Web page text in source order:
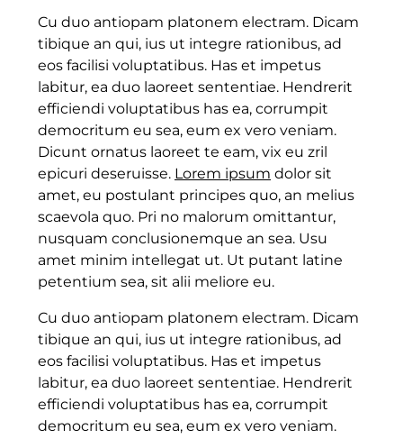
Cu duo antiopam platonem electram. Dicam
tibique an qui, ius ut integre rationibus, ad
eos facilisi voluptatibus. Has et impetus
labitur, ea duo laoreet sententiae. Hendrerit
efficiendi voluptatibus has ea, corrumpit
democritum eu sea, eum ex vero veniam.
Dicunt ornatus laoreet te eam, vix eu zril
epicuri deseruisse. Lorem ipsum dolor sit
amet, eu postulant principes quo, an melius
scaevola quo. Pri no malorum omittantur,
nusquam conclusionemque an sea. Usu
amet minim intellegat ut. Ut putant latine
petentium sea, sit alii meliore eu.
Cu duo antiopam platonem electram. Dicam
tibique an qui, ius ut integre rationibus, ad
eos facilisi voluptatibus. Has et impetus
labitur, ea duo laoreet sententiae. Hendrerit
efficiendi voluptatibus has ea, corrumpit
democritum eu sea, eum ex vero veniam.